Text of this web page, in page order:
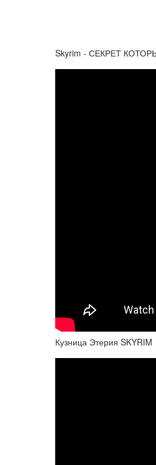
Skyrim - СЕКРЕТ
Кузница Этерия SKYRIM